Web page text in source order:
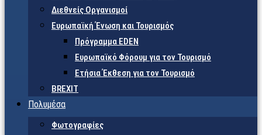
Διεθνείς Οργανισμοί
Ευρωπαϊκή Ένωση και Τουρισμός
Πρόγραμμα EDEN
Ευρωπαϊκό Φόρουμ για τον Τουρισμό
Ετήσια Έκθεση για τον Τουρισμό
BREXIT
Πολυμέσα
Φωτογραφίες